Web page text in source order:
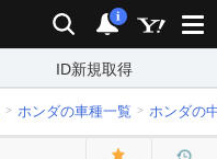
検索 通知
i
ID新規取得
ホンダの車種一覧 ホンダの